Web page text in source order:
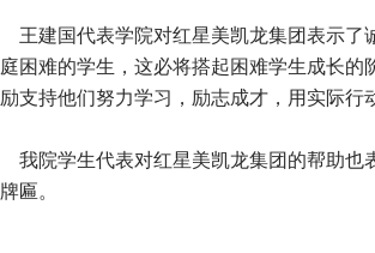
王建国代表学院对红星美凯龙集团表示了
庭困难的学生，这必将搭起困难学生成长
励支持他们努力学习，励志成才，用实际
我院学生代表对红星美凯龙集团的帮助也
牌匾。